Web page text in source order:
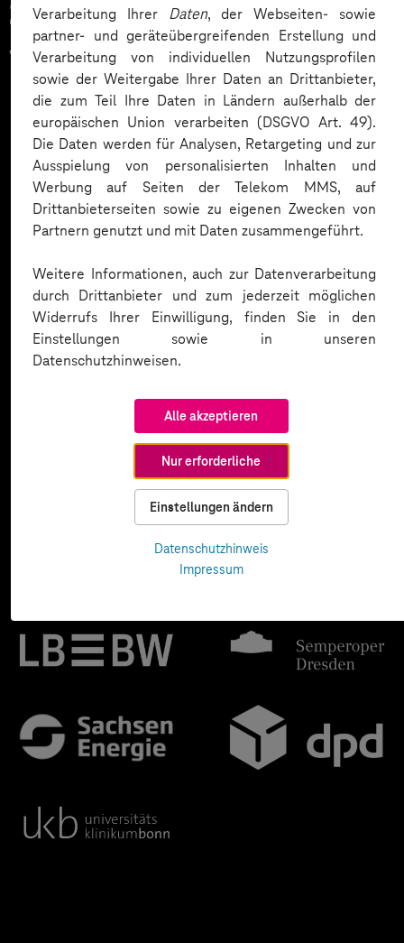
Verarbeitung Ihrer Daten, der Webseiten- sowie
partner- und geräteübergreifenden Erstellung und
Verarbeitung von individuellen Nutzungsprofilen
sowie der Weitergabe Ihrer Daten an Drittanbieter,
die zum Teil Ihre Daten in Ländern außerhalb der
europäischen Union verarbeiten (DSGVO Art. 49).
Die Daten werden für Analysen, Retargeting und zur
Ausspielung von personalisierten Inhalten und
Werbung auf Seiten der Telekom MMS, auf
Drittanbieterseiten sowie zu eigenen Zwecken von
Partnern genutzt und mit Daten zusammengeführt.
Weitere Informationen, auch zur Datenverarbeitung
durch Drittanbieter und zum jederzeit möglichen
Widerrufs Ihrer Einwilligung, finden Sie in den
Einstellungen sowie in unseren
Datenschutzhinweisen.
Alle akzeptieren
Nur erforderliche
Einstellungen ändern
Datenschutzhinweis
Impressum
Zahlreiche Unternehmen
vertrauen auf unsere
Expertise. Hier eine Auswahl: